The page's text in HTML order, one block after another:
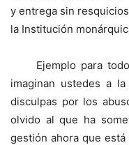
y entrega sin
la Institución
Ejemplo para
imaginan ustedes a
disculpas por los
olvido al que ha
gestión ahora que